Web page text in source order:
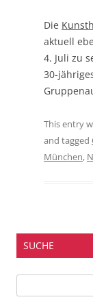
Die
aktuell
4. Juli zu
30-
This entry
and tagged
München,
SUCHE
nach: